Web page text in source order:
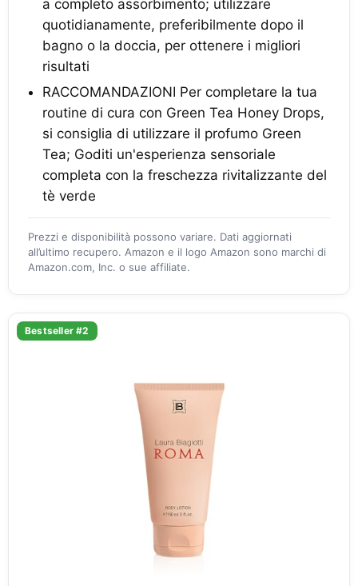
a completo assorbimento; utilizzare
quotidianamente, preferibilmente dopo il
bagno o la doccia, per ottenere i migliori
risultati
RACCOMANDAZIONI Per completare la tua
routine di cura con Green Tea Honey Drops,
si consiglia di utilizzare il profumo Green
Tea; Goditi un'esperienza sensoriale
completa con la freschezza rivitalizzante del
tè verde
Prezzi e disponibilità possono variare. Dati aggiornati
all’ultimo recupero. Amazon e il logo Amazon sono marchi di
Amazon.com, Inc. o sue affiliate.
Bestseller #2